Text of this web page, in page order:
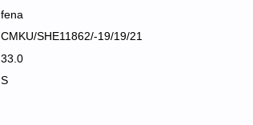
fena
CMKU/SHE11862/-19/19/21
33.0
S